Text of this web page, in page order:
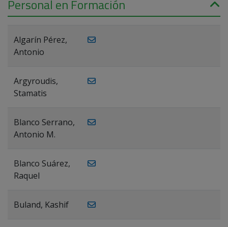
Personal en Formación
Algarín Pérez,
Antonio
Argyroudis,
Stamatis
Blanco Serrano,
Antonio M.
Blanco Suárez,
Raquel
Buland, Kashif